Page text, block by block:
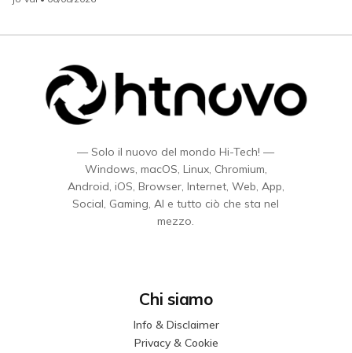
— Solo il nuovo del mondo Hi-Tech! —
Windows, macOS, Linux, Chromium,
Android, iOS, Browser, Internet, Web, App,
Social, Gaming, AI e tutto ciò che sta nel
mezzo.
Chi siamo
Info & Disclaimer
Privacy & Cookie